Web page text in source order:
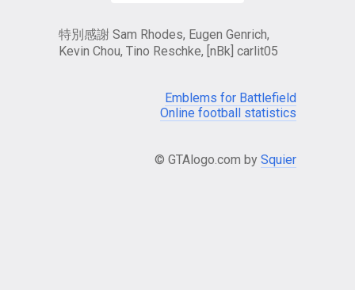
特別感謝 Sam Rhodes, Eugen Genrich,
Kevin Chou, Tino Reschke, [nBk] carlit05
Emblems for Battlefield
Online football statistics
© GTAlogo.com by Squier